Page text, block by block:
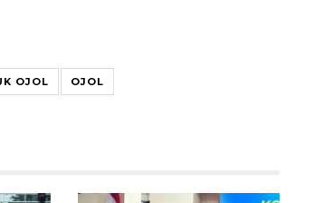
OJOL OJOL